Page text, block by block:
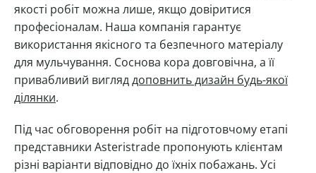
якості робіт можна лише, якщо довіритися
професіоналам. Наша компанія гарантує
використання якісного та безпечного матеріалу
для мульчування. Соснова кора довговічна, а її
привабливий вигляддоповнить дизайн будь-якої
ділянки.
Під час обговорення робіт на підготовчому етапі
представники Asteristrade пропонують клієнтам
різні варіанти відповідно до їхніх побажань. Усі